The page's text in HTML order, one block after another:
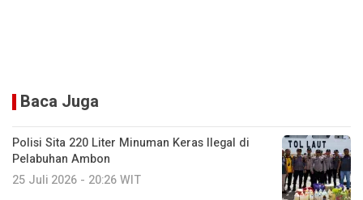
Baca Juga
Polisi Sita 220 Liter Minuman Keras Ilegal di
Pelabuhan Ambon
25 Juli 2026 - 20:26 WIT